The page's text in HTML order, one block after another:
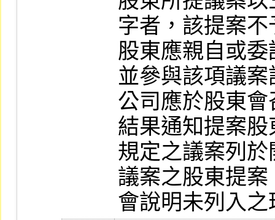
字者，該提案
股東應親自或
並參與該項議案
公司應於股東
結果通知提案
規定之議案列
議案之股東提
會說明未列入之